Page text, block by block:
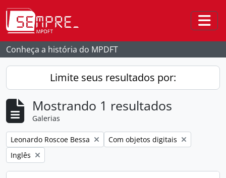
Skip to main content
Conheça a história do MPDFT
Limite seus resultados por:
Mostrando 1 resultados
Galerias
Remover filtro:
Leonardo Roscoe Bessa Remover filtro:
Com objetos digitais
Remover filtro:
Inglês